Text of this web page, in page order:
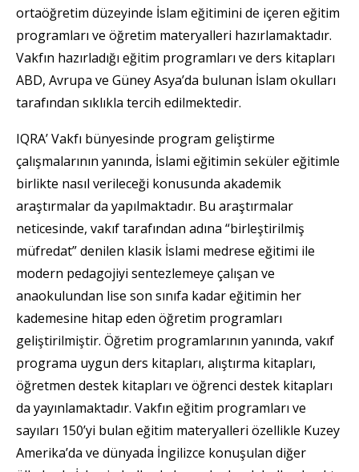
ortaöğretim düzeyinde İslam eğitimini de içeren eğitim
programları ve öğretim materyalleri hazırlamaktadır.
Vakfın hazırladığı eğitim programları ve ders kitapları
ABD, Avrupa ve Güney Asya’da bulunan İslam okulları
tarafından sıklıkla tercih edilmektedir.
IQRA’ Vakfı bünyesinde program geliştirme
çalışmalarının yanında, İslami eğitimin seküler eğitimle
birlikte nasıl verileceği konusunda akademik
araştırmalar da yapılmaktadır. Bu araştırmalar
neticesinde, vakıf tarafından adına “birleştirilmiş
müfredat” denilen klasik İslami medrese eğitimi ile
modern pedagojiyi sentezlemeye çalışan ve
anaokulundan lise son sınıfa kadar eğitimin her
kademesine hitap eden öğretim programları
geliştirilmiştir. Öğretim programlarının yanında, vakıf
programa uygun ders kitapları, alıştırma kitapları,
öğretmen destek kitapları ve öğrenci destek kitapları
da yayınlamaktadır. Vakfın eğitim programları ve
sayıları 150’yi bulan eğitim materyalleri özellikle Kuzey
Amerika’da ve dünyada İngilizce konuşulan diğer